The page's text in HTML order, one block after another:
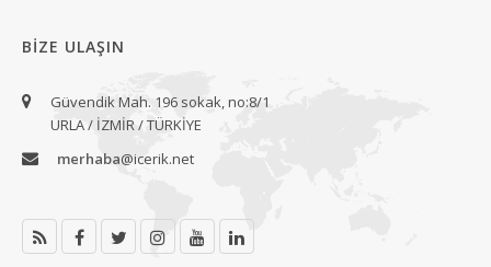
BIZE ULAŞIN
Güvendik Mah. 196 sokak, no:8/1
URLA / İZMİR / TÜRKİYE
merhaba@icerik.net